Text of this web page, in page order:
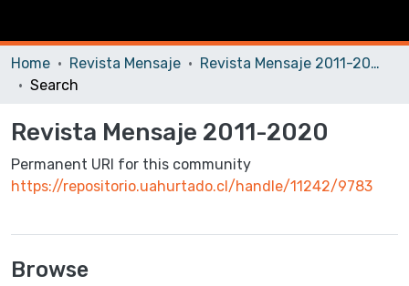
Home Revista Mensaje
Revista Mensaje 2011-2020
Search
Revista Mensaje 2011-2020
Permanent URI for this community
https://repositorio.uahurtado.cl/handle/11242/9783
Browse